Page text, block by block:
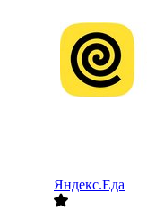
Яндекс.Еда